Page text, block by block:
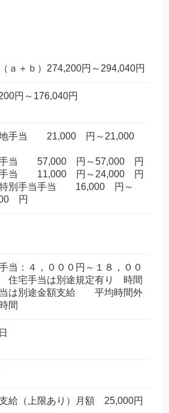
ａ＋ｂ）274,200円～294,040円
円～176,040円
地手当 21,000 円～21,000
手当 57,000 円～57,000 円
手当 11,000 円～24,000 円
特別手当手当 16,000 円～
円
当：４，０００円～１８，００
住宅手当は別途規定有り 時間
は別途金額支給 平均時間外
時間
給（上限あり）月額 25,000円